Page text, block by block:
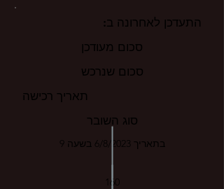
התעדכן לאחרונה ב:
סכום מעודכן
סכום שנרכש
תאריך רכישה
סוג השובר
בתאריך 6/8/2023 בשעה 9
160